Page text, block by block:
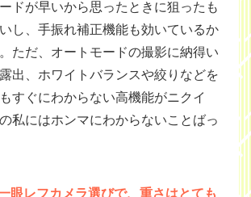
ドが早いから思ったときに狙ったも
し、手振れ補正機能も効いているか
ただ、オートモードの撮影に納得い
出、ホワイトバランスや絞りなどを
すぐにわからない高機能がニクイ
の私にはホンマにわからないことばっ
眼レフカメラ選びで、重さはとても